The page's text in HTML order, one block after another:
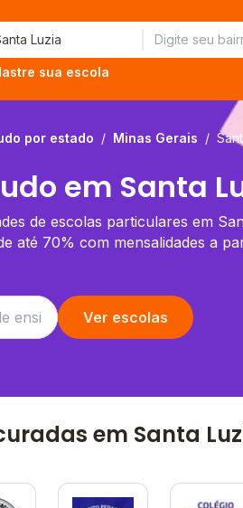
sua escola
por estado / Minas Gerais /
em Santa
de escolas particulares em
até 70% com mensalidades a
Ver escolas
em Santa